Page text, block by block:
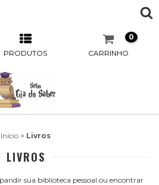
PRODUTOS CARRINHO
0
Início > Livros
LIVROS
sua biblioteca pessoal ou encontrar